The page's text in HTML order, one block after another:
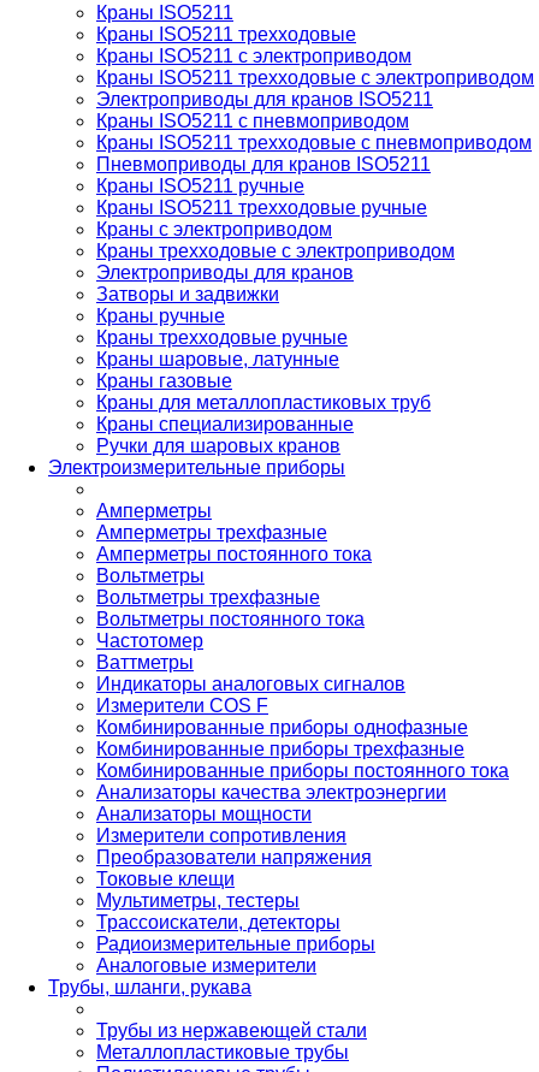
Краны ISO5211
Краны ISO5211 трехходовые
Краны ISO5211 с электроприводом
Краны ISO5211 трехходовые с электроприводом
Электроприводы для кранов ISO5211
Краны ISO5211 с пневмоприводом
Краны ISO5211 трехходовые с пневмоприводом
Пневмоприводы для кранов ISO5211
Краны ISO5211 ручные
Краны ISO5211 трехходовые ручные
Краны с электроприводом
Краны трехходовые с электроприводом
Электроприводы для кранов
Затворы и задвижки
Краны ручные
Краны трехходовые ручные
Краны шаровые, латунные
Краны газовые
Краны для металлопластиковых труб
Краны специализированные
Ручки для шаровых кранов
Электроизмерительные приборы
Амперметры
Амперметры трехфазные
Амперметры постоянного тока
Вольтметры
Вольтметры трехфазные
Вольтметры постоянного тока
Частотомер
Ваттметры
Индикаторы аналоговых сигналов
Измерители COS F
Комбинированные приборы однофазные
Комбинированные приборы трехфазные
Комбинированные приборы постоянного тока
Анализаторы качества электроэнергии
Анализаторы мощности
Измерители сопротивления
Преобразователи напряжения
Токовые клещи
Мультиметры, тестеры
Трассоискатели, детекторы
Радиоизмерительные приборы
Аналоговые измерители
Трубы, шланги, рукава
Трубы из нержавеющей стали
Металлопластиковые трубы